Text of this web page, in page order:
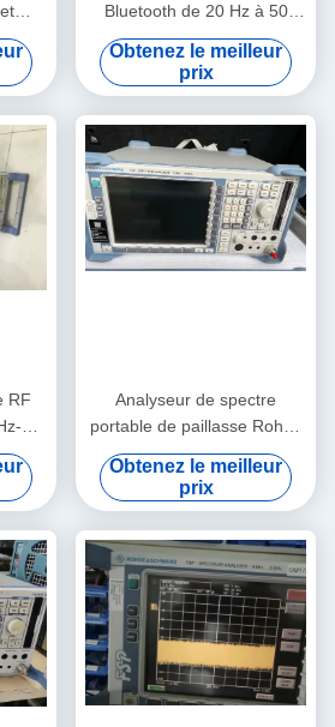
et
Bluetooth de 20 Hz à 50
GHz utilisé par Rohde And
Schwarz FSU50
Obtenez le meilleur
prix
RF
Analyseur de spectre
portable de paillasse Rohde
and Schwarz FSP40 avec
une plage de 9 kHz à 40
GHz et un niveau de bruit de
-155 dBm
Obtenez le meilleur
prix